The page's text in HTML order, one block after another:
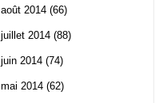
août 2014 (66)
juillet 2014 (88)
juin 2014 (74)
mai 2014 (62)